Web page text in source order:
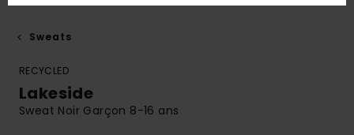
Sweats
RECYCLED
Lakeside
Sweat Noir Garçon 8-16 ans